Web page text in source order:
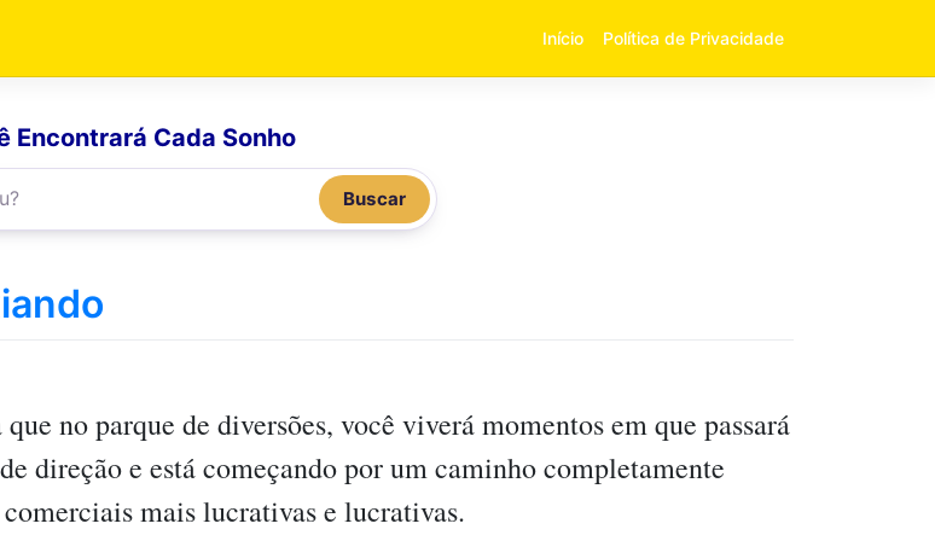
Início Política de Privacidade
Encontrará Cada Sonho
Buscar
no parque de diversões, você viverá momentos em que passará
direção e está começando por um caminho completamente
mais lucrativas e lucrativas.